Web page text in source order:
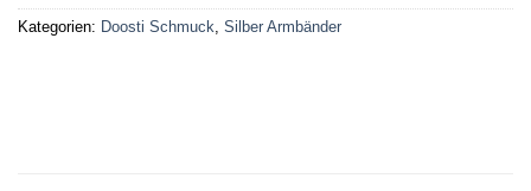
Kategorien: Doosti Schmuck Silber Armbänder